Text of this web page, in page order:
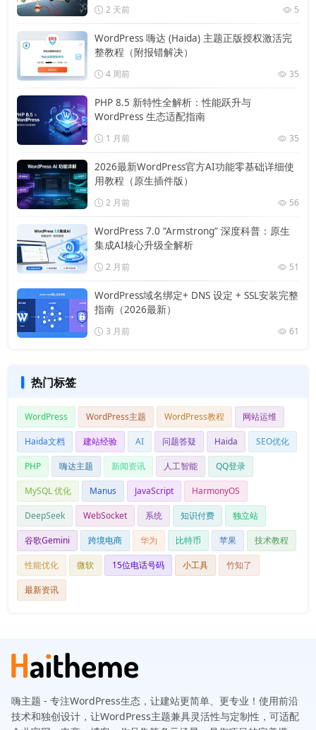
2 天前 5
WordPress 嗨达 (Haida) 主题正版授权激活完
整教程（附报错解决）
4 周前 35
PHP 8.5 新特性全解析：性能跃升与
WordPress 生态适配指南
1 月前 35
2026最新WordPress官方AI功能零基础详细使
用教程（原生插件版）
2 月前 56
WordPress 7.0 “Armstrong” 深度科普：原生
集成AI核心升级全解析
2 月前 51
WordPress域名绑定+ DNS 设定 + SSL安装完整
指南（2026最新）
3 月前 61
热门标签
WordPress WordPress主题 WordPress教程 网站运维
Haida文档 建站经验 AI 问题答疑 Haida SEO优化
PHP 嗨达主题 新闻资讯 人工智能 QQ登录
MySQL 优化 Manus JavaScript HarmonyOS
DeepSeek WebSocket 系统 知识付费 独立站
谷歌Gemini 跨境电商 华为 比特币 苹果 技术教程
性能优化 微软 15位电话号码 小工具 竹知了
最新资讯
嗨主题 - 专注WordPress生态，让建站更简单、更专业！使用前沿
技术和独创设计，让WordPress主题兼具灵活性与定制性，可适配